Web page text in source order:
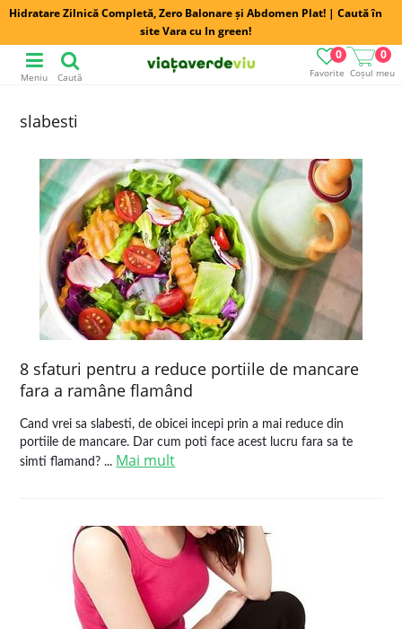
Hidratare Zilnică Completă, Zero Balonare și Abdomen Plat! | Caută în
site Vara cu In green!
Favorite
0
Coșul meu
0
Meniu Caută
slabesti
8 sfaturi pentru a reduce portiile de mancare
fara a ramâne flamând
Cand vrei sa slabesti, de obicei incepi prin a mai reduce din
portiile de mancare. Dar cum poti face acest lucru fara sa te
simti flamand? ... Mai mult